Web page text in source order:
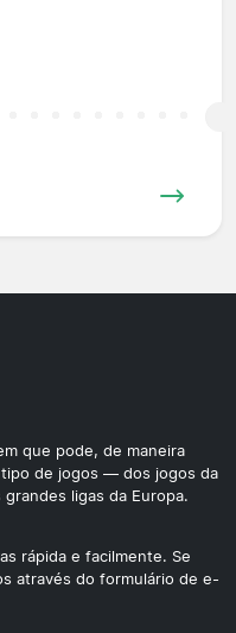
que pode, de maneira
de jogos — dos jogos da
ligas da Europa.
rápida e facilmente. Se
através do formulário de e-